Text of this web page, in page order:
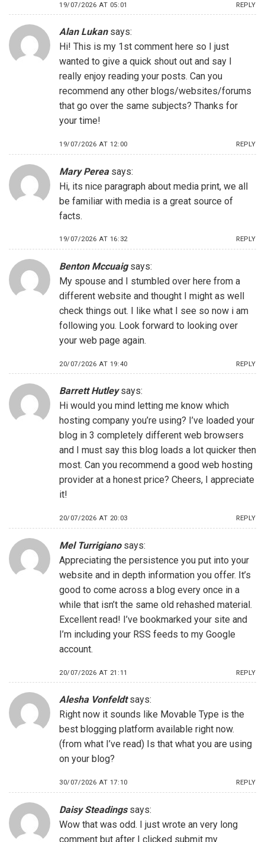
19/07/2026 AT 05:01 REPLY
Alan Lukan says:
Hi! This is my 1st comment here so I just
wanted to give a quick shout out and say I
really enjoy reading your posts. Can you
recommend any other blogs/websites/forums
that go over the same subjects? Thanks for
your time!
19/07/2026 AT 12:00 REPLY
Mary Perea says:
Hi, its nice paragraph about media print, we all
be familiar with media is a great source of
facts.
19/07/2026 AT 16:32 REPLY
Benton Mccuaig says:
My spouse and I stumbled over here from a
different website and thought I might as well
check things out. I like what I see so now i am
following you. Look forward to looking over
your web page again.
20/07/2026 AT 19:40 REPLY
Barrett Hutley says:
Hi would you mind letting me know which
hosting company you’re using? I’ve loaded your
blog in 3 completely different web browsers
and I must say this blog loads a lot quicker then
most. Can you recommend a good web hosting
provider at a honest price? Cheers, I appreciate
it!
20/07/2026 AT 20:03 REPLY
Mel Turrigiano says:
Appreciating the persistence you put into your
website and in depth information you offer. It’s
good to come across a blog every once in a
while that isn’t the same old rehashed material.
Excellent read! I’ve bookmarked your site and
I’m including your RSS feeds to my Google
account.
20/07/2026 AT 21:11 REPLY
Alesha Vonfeldt says:
Right now it sounds like Movable Type is the
best blogging platform available right now.
(from what I’ve read) Is that what you are using
on your blog?
30/07/2026 AT 17:10 REPLY
Daisy Steadings says:
Wow that was odd. I just wrote an very long
comment but after I clicked submit my